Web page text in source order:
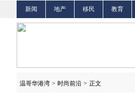
新闻 地产 移民 教育
温哥华港湾 > 时尚前沿 > 正文